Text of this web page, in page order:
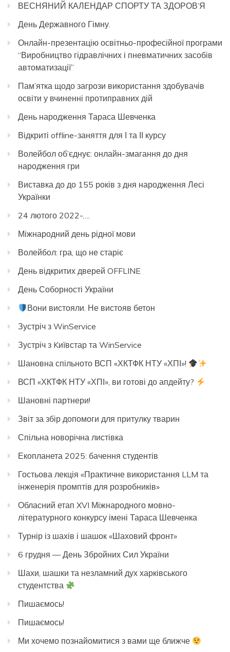
ВЕСНЯНИЙ КАЛЕНДАР СПОРТУ ТА ЗДОРОВ’Я
День Державного Гімну.
Онлайн-презентацію освітньо-професійної програми
“Виробництво гідравлічних і пневматичних засобів
автоматизації”
Пам’ятка щодо загрози використання здобувачів
освіти у вчиненні протиправних дій
День народження Тараса Шевченка
Відкриті offline-заняття для І та ІІ курсу
Волейбол об’єднує: онлайн-змагання до дня
народження гри
Виставка до до 155 років з дня народження Лесі
Українки
24 лютого 2022-….
Міжнародний день рідної мови
Волейбол: гра, що не старіє
День відкритих дверей OFFLINE
День Соборності України
Вони вистояли. Не вистояв бетон
Зустріч з WinService
Зустріч з Kиївстар та WinService
Шановна спільното ВСП «ХКТФК НТУ «ХПІ»!
ВСП «ХКТФК НТУ «ХПІ», ви готові до апдейту?
Шановні партнери!
Звіт за збір допомоги для притулку тварин
Спільна новорічна листівка
Екопланета 2025: бачення студентів
Гостьова лекція «Практичне використання LLM та
інженерія промптів для розробників»
Обласний етап XVI Міжнародного мовно-
літературного конкурсу імені Тараса Шевченка
Турнір із шахів і шашок «Шаховий фронт»
6 грудня — День Збройних Сил України
Шахи, шашки та незламний дух харківського
студентства
Пишаємось!
Пишаємось!
Ми хочемо познайомитися з вами ще ближче